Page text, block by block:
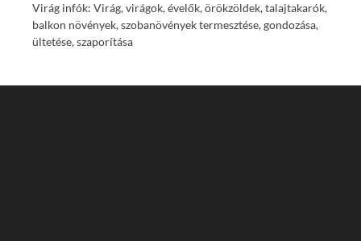
Virág infók: Virág, virágok, évelők, örökzöldek, talajtakarók,
balkon növények, szobanövények termesztése, gondozása,
ültetése, szaporítása